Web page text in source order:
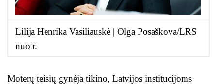
Lilija Henrika Vasiliauskė | Olga Posaškova/LRS
nuotr.
Moterų teisių gynėja tikino, Latvijos institucijoms